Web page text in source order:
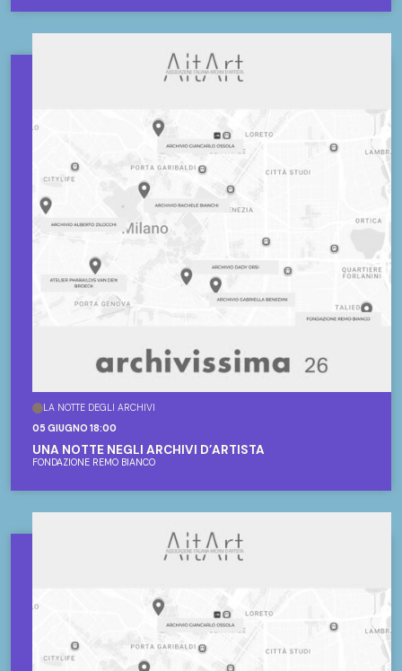
LA NOTTE DEGLI ARCHIVI
05 GIUGNO 18:00
UNA NOTTE NEGLI ARCHIVI D’ARTISTA
FONDAZIONE REMO BIANCO